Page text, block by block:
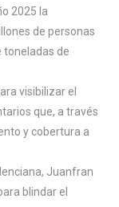
2025 la
de personas
toneladas de
visibilizar el
que, a través
y cobertura a
Juanfran
blindar el